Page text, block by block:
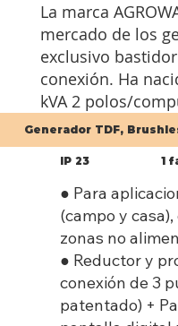
La marca
mercado de los
exclusivo
conexión. Ha
kVA 2 polos/
Generador TDF,
IP 23 1
● Para
(campo y
zonas no
● Reductor y
conexión de 3
patentado) +